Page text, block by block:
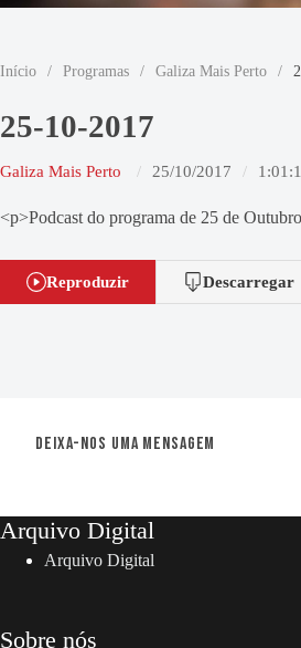
Início / Programas / Galiza Mais Perto /
25-10-2017
Galiza Mais Perto 25/10/2017
<p>Podcast do programa de 25 de
Reproduzir Descarregar
Deixa-nos uma mensagem
Arquivo Digital
Arquivo Digital
Sobre nós